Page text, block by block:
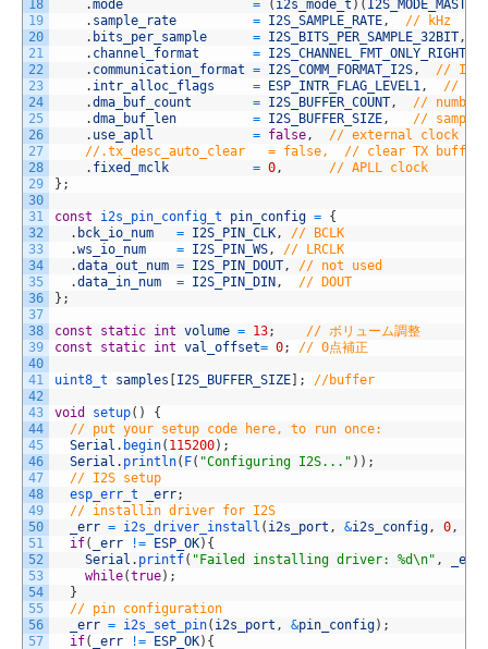
18
19
20
21
22
23
24
25
26
27
28
29
30
31
32
33
34
35
36
37
38
39
40
41
42
43
44
45
46
47
48
49
50
51
52
53
54
55
56
57
.mode = ( i2s_mode_t ) ( I2S_MODE_MASTER
. sample_rate = I2S_SAMPLE_RATE,
// kHz
. bits_per_sample = I2S_BITS_PER_SAMPLE_32BIT,
. channel_format = I2S_CHANNEL_FMT_ONLY_RIGHT
. communication_format = I2S_COMM_FORMAT_I2S,
// I2S
. intr_alloc_flags = ESP_INTR_FLAG_LEVEL1,
//
.dma_buf_count = I2S_BUFFER_COUNT,
//
.dma_buf_len = I2S_BUFFER_SIZE,
//
. use_apll = false,
// external clock
//.tx_desc_auto_clear   = false,  // clear TX buffer
. fixed_mclk = 0,
// APLL clock
} ;
const i2s_pin_config_t pin_config = {
. bck_io_num = I2S_PIN_CLK,
// BCLK
.ws_io_num = I2S_PIN_WS,
// LRCLK
.data_out_num = I2S_PIN_DOUT,
// not used
.data_in_num = I2S_PIN_DIN ,
// DOUT
} ;
const static int volume = 13;
// ボリューム調整
const
static int val_offset= 0; // 0点補正
uint8_t samples I2S_BUFFER_SIZE ; //buffer
void setup( )
{
// put your setup code here, to run once:
Serial . begin( 115200) ;
Serial . println( F( "Configuring I2S..." ) ) ;
// I2S setup
esp_err_t
_err;
// installin driver for I2S
_err = i2s_driver_install ( i2s_port , &i2s_config, 0,
if( _err != ESP_OK) {
Serial . printf( "Failed installing driver: %d\n" , _err
while(true) ;
}
// pin configuration
_err = i2s_set_pin( i2s_port , &pin_config) ;
if( _err != ESP_OK) {